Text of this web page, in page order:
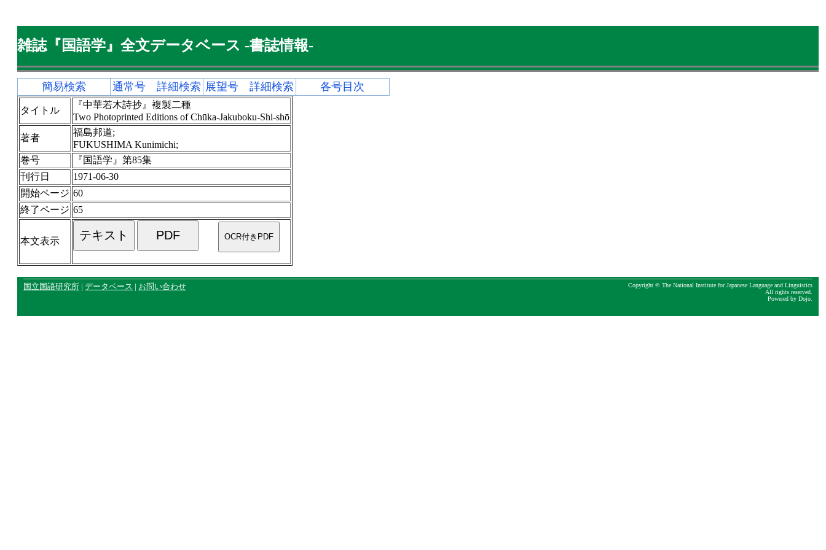
雑誌『国語学』全文データベース -書誌情報-
簡易検索 通常号 詳細検索 展望号 詳細検索 各号目次
タイトル
『中華若木詩抄』複製二種
Two Photoprinted Editions of Chūka-Jakuboku-Shi-shō
著者
福島邦道;
FUKUSHIMA Kunimichi;
巻号
『国語学』第85集
刊行日
1971-06-30
開始ページ 60
終了ページ 65
本文表示
国立国語研究所 | データベース | お問い合わせ
Copyright © The National Institute for Japanese Language and Linguistics
All rights reserved.
Powered by Dojo